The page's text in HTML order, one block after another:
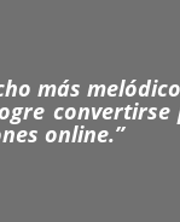
más
online.”